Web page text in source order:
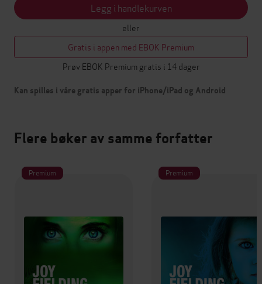
Legg i handlekurven
eller
Gratis i appen med EBOK Premium
Prøv EBOK Premium gratis i 14 dager
Kan spilles i våre gratis apper for iPhone/iPad og Android
Flere bøker av samme forfatter
Premium Premium